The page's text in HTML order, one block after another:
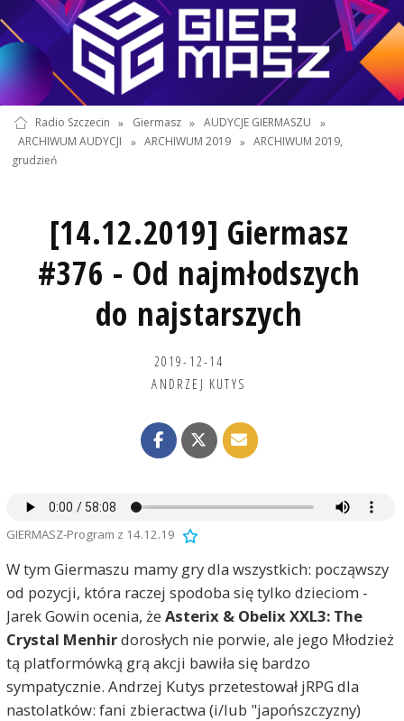
Radio Szczecin » Giermasz » AUDYCJE GIERMASZU
»
ARCHIWUM AUDYCJI
» ARCHIWUM 2019 » ARCHIWUM 2019,
grudzień
[14.12.2019] Giermasz
#376 - Od najmłodszych
do najstarszych
2019-12-14
ANDRZEJ KUTYS
GIERMASZ-Program z 14.12.19
W tym Giermaszu mamy gry dla wszystkich: począwszy
od pozycji, która raczej spodoba się tylko dzieciom -
Jarek Gowin ocenia, że Asterix & Obelix XXL3: The
Crystal Menhirdorosłych nie porwie, ale jego Młodzież
tą platformówką grą akcji bawiła się bardzo
sympatycznie. Andrzej Kutys przetestował jRPG dla
nastolatków: fani zbieractwa (i/lub "japońszczyzny)